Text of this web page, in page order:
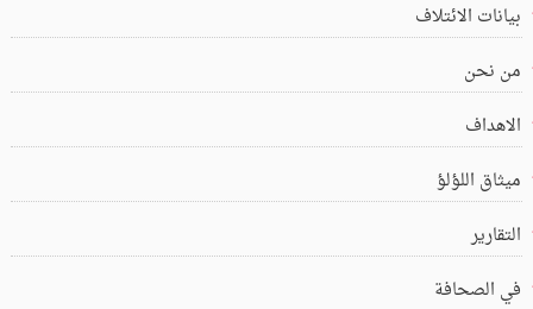
بيانات الائتلاف
من نحن
الاهداف
ميثاق اللؤلؤ
التقارير
في الصحافة